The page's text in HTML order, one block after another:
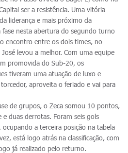
ser a resistência. Uma vitória
liderança e mais próximo da
fase nesta abertura do segundo turno
encontro entre os dois times, no
levou a melhor. Com uma equipe
promovida do Sub-20, os
tiveram uma atuação de luxo e
aproveita o feriado e vai para
de grupos, o Zeca somou 10 pontos,
duas derrotas. Foram seis gols
a terceira posição na tabela
está logo atrás na classificação, com
já realizado pelo returno.